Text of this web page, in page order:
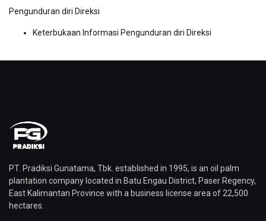
Pengunduran diri Direksi
Keterbukaan Informasi Pengunduran diri Direksi
PT. Pradiksi Gunatama, Tbk. established in 1995, is an oil palm
plantation company located in Batu Engau District, Paser Regency,
East Kalimantan Province with a business license area of ​​22,500
hectares.